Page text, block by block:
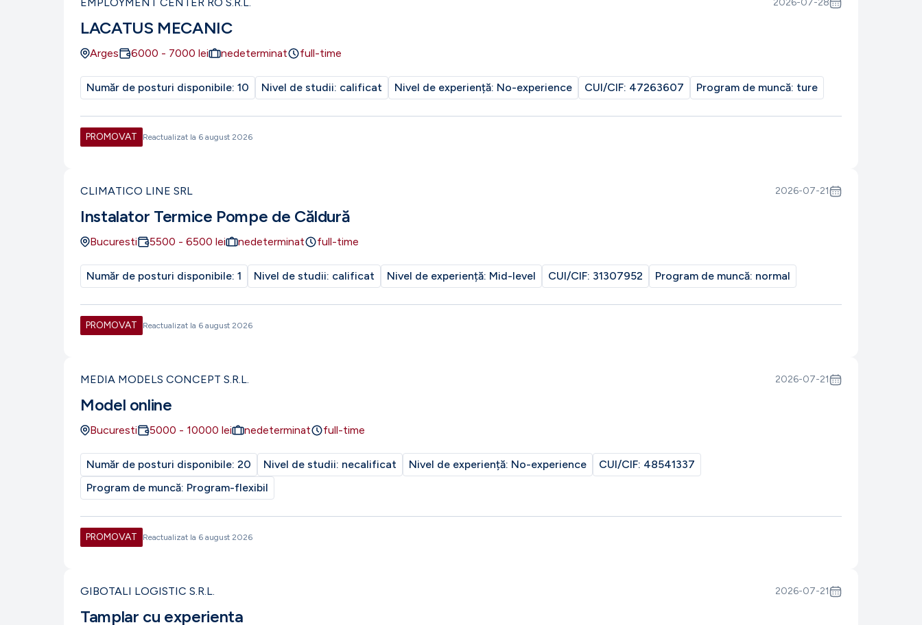
2026-07-28
LACATUS MECANIC
Arges 6000 - 7000 lei nedeterminat full-time
Număr de posturi disponibile: 10 Nivel de studii: calificat Nivel de experiență: No-experience CUI/CIF: 47263607 Program de muncă: ture
PROMOVAT Reactualizat la 6 august 2026
CLIMATICO LINE SRL 2026-07-21
Instalator Termice Pompe de Căldură
Bucuresti 5500 - 6500 lei nedeterminat full-time
Număr de posturi disponibile: 1 Nivel de studii: calificat Nivel de experiență: Mid-level CUI/CIF: 31307952 Program de muncă: normal
PROMOVAT Reactualizat la 6 august 2026
MEDIA MODELS CONCEPT S.R.L. 2026-07-21
Model online
Bucuresti 5000 - 10000 lei nedeterminat full-time
Număr de posturi disponibile: 20 Nivel de studii: necalificat Nivel de experiență: No-experience CUI/CIF: 48541337
Program de muncă: Program-flexibil
PROMOVAT Reactualizat la 6 august 2026
GIBOTALI LOGISTIC S.R.L. 2026-07-21
Tamplar cu experienta